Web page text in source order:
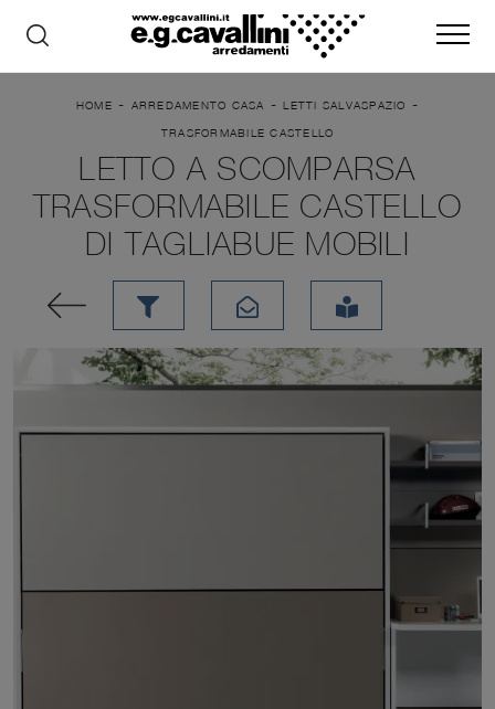
HOME - ARREDAMENTO CASA -LETTI SALVASPAZIO -
TRASFORMABILE CASTELLO
LETTO A SCOMPARSA
TRASFORMABILE CASTELLO
DI TAGLIABUE MOBILI